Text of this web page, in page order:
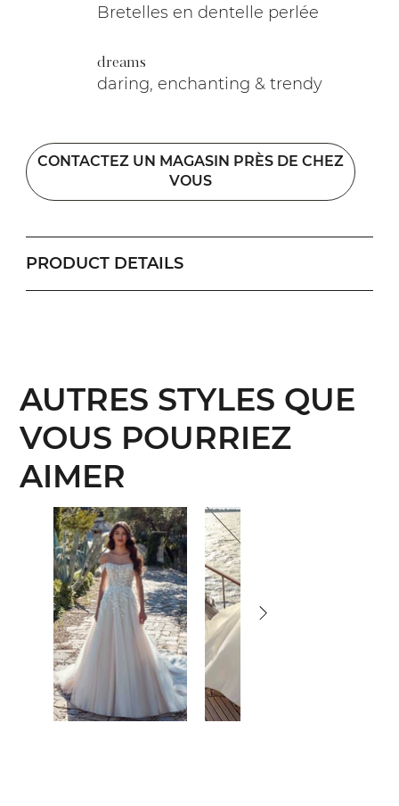
Bretelles en dentelle perlée
dreams
daring, enchanting & trendy
CONTACTEZ UN MAGASIN PRÈS DE CHEZ
VOUS
PRODUCT DETAILS
AUTRES STYLES QUE
VOUS POURRIEZ
AIMER